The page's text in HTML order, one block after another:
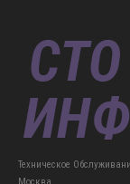
Техническое